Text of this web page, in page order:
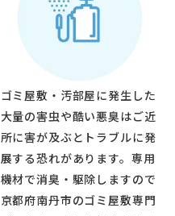
ゴミ屋敷・汚部屋に発生した
大量の害虫や酷い悪臭はご近
所に害が及ぶとトラブルに発
展する恐れがあります。専用
機材で消臭・駆除しますので
京都府南丹市のゴミ屋敷専門